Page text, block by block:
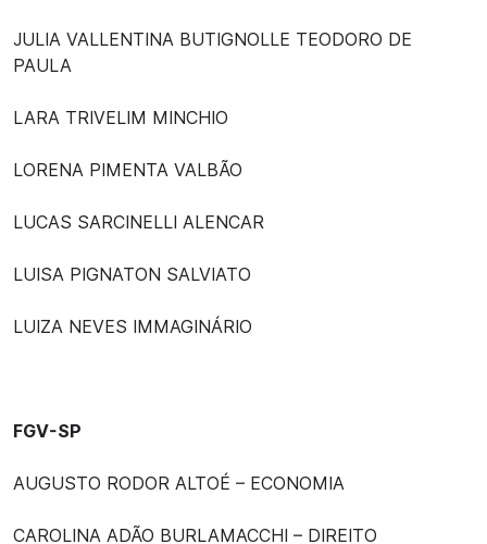
JULIA VALLENTINA BUTIGNOLLE TEODORO DE
PAULA
LARA TRIVELIM MINCHIO
LORENA PIMENTA VALBÃO
LUCAS SARCINELLI ALENCAR
LUISA PIGNATON SALVIATO
LUIZA NEVES IMMAGINÁRIO
FGV-SP
AUGUSTO RODOR ALTOÉ – ECONOMIA
CAROLINA ADÃO BURLAMACCHI – DIREITO